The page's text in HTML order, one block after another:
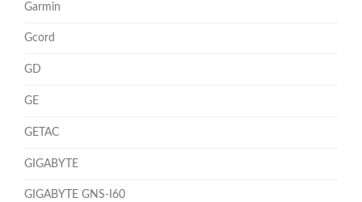
Garmin
Gcord
GD
GE
GETAC
GIGABYTE
GIGABYTE GNS-I60